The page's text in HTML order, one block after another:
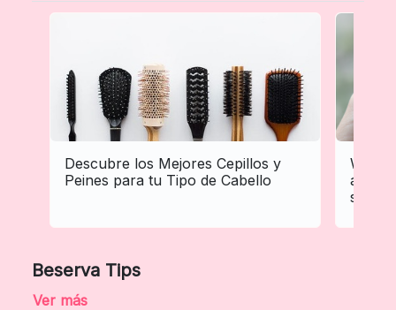
Descubre los Mejores Cepillos y
Peines para tu Tipo de Cabello
sonar
Beserva Tips
Ver más